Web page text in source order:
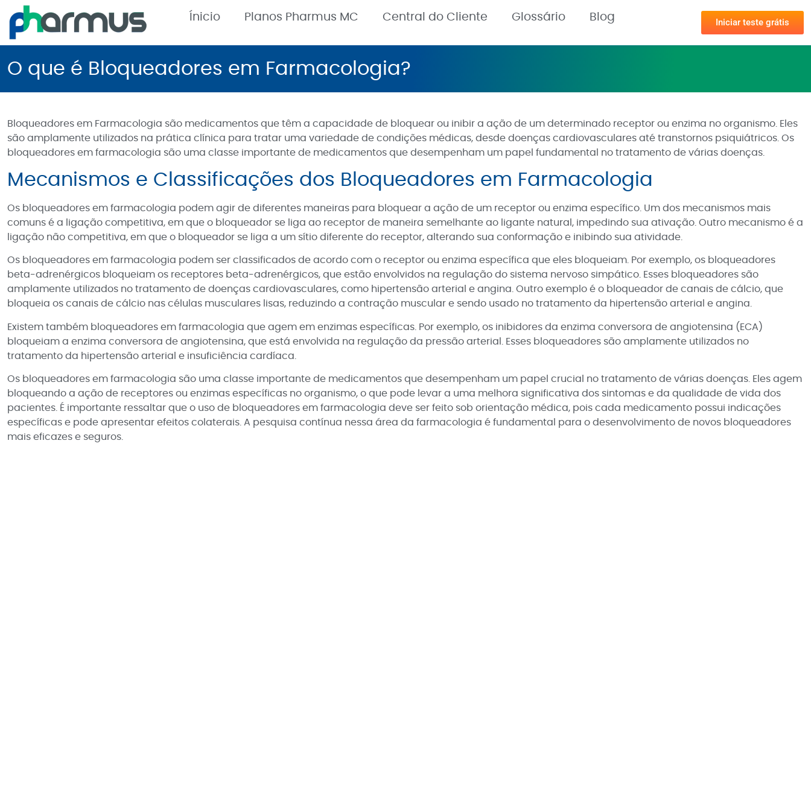
Ínicio Planos Pharmus MC Central do Cliente Glossário Blog Iniciar teste grátis
O que é Bloqueadores em Farmacologia?
Bloqueadores em Farmacologia são medicamentos que têm a capacidade de bloquear ou inibir a ação de um determinado receptor ou enzima no organismo. Eles
são amplamente utilizados na prática clínica para tratar uma variedade de condições médicas, desde doenças cardiovasculares até transtornos psiquiátricos. Os
bloqueadores em farmacologia são uma classe importante de medicamentos que desempenham um papel fundamental no tratamento de várias doenças.
Mecanismos e Classificações dos Bloqueadores em Farmacologia
Os bloqueadores em farmacologia podem agir de diferentes maneiras para bloquear a ação de um receptor ou enzima específico. Um dos mecanismos mais
comuns é a ligação competitiva, em que o bloqueador se liga ao receptor de maneira semelhante ao ligante natural, impedindo sua ativação. Outro mecanismo é a
ligação não competitiva, em que o bloqueador se liga a um sítio diferente do receptor, alterando sua conformação e inibindo sua atividade.
Os bloqueadores em farmacologia podem ser classificados de acordo com o receptor ou enzima específica que eles bloqueiam. Por exemplo, os bloqueadores
beta-adrenérgicos bloqueiam os receptores beta-adrenérgicos, que estão envolvidos na regulação do sistema nervoso simpático. Esses bloqueadores são
amplamente utilizados no tratamento de doenças cardiovasculares, como hipertensão arterial e angina. Outro exemplo é o bloqueador de canais de cálcio, que
bloqueia os canais de cálcio nas células musculares lisas, reduzindo a contração muscular e sendo usado no tratamento da hipertensão arterial e angina.
Existem também bloqueadores em farmacologia que agem em enzimas específicas. Por exemplo, os inibidores da enzima conversora de angiotensina (ECA)
bloqueiam a enzima conversora de angiotensina, que está envolvida na regulação da pressão arterial. Esses bloqueadores são amplamente utilizados no
tratamento da hipertensão arterial e insuficiência cardíaca.
Os bloqueadores em farmacologia são uma classe importante de medicamentos que desempenham um papel crucial no tratamento de várias doenças. Eles agem
bloqueando a ação de receptores ou enzimas específicas no organismo, o que pode levar a uma melhora significativa dos sintomas e da qualidade de vida dos
pacientes. É importante ressaltar que o uso de bloqueadores em farmacologia deve ser feito sob orientação médica, pois cada medicamento possui indicações
específicas e pode apresentar efeitos colaterais. A pesquisa contínua nessa área da farmacologia é fundamental para o desenvolvimento de novos bloqueadores
mais eficazes e seguros.